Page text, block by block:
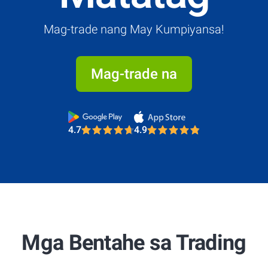
Mag-trade nang May Kumpiyansa!
Mag-trade na
4.7
Most Trusted Broker 2025
4.7 4.9
Mga Bentahe sa Trading